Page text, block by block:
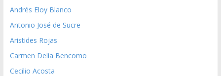
Andrés Eloy Blanco
Antonio José de Sucre
Aristides Rojas
Carmen Delia Bencomo
Cecilio Acosta